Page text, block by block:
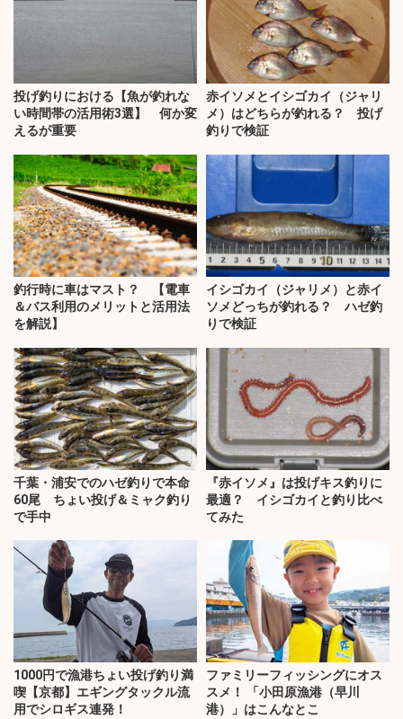
投げ釣りにおける【魚が釣れな
い時間帯の活用術3選】 何か変
えるが重要
赤イソメとイシゴカイ（ジャリ
メ）はどちらが釣れる？ 投げ
釣りで検証
釣行時に車はマスト？ 【電車
＆バス利用のメリットと活用法
を解説】
イシゴカイ（ジャリメ）と赤イ
ソメどっちが釣れる？ ハゼ釣
りで検証
千葉・浦安でのハゼ釣りで本命
60尾 ちょい投げ＆ミャク釣り
で手中
『赤イソメ』は投げキス釣りに
最適？ イシゴカイと釣り比べ
てみた
1000円で漁港ちょい投げ釣り満
喫【京都】エギングタックル流
用でシロギス連発！
ファミリーフィッシングにオス
スメ！ 「小田原漁港（早川
港）」はこんなとこ